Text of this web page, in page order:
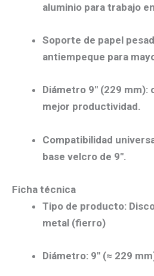
aluminio para trabajo
Soporte de papel
antiempeque para
Diámetro 9″ (229 mm):
mejor productividad.
Compatibilidad
base velcro de 9″.
Ficha técnica
Tipo de producto:
metal (fierro)
Diámetro: 9″ (≈ 229 mm